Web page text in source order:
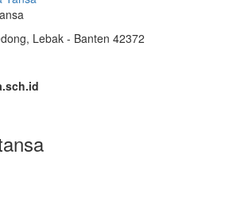
Lebak - Banten 42372